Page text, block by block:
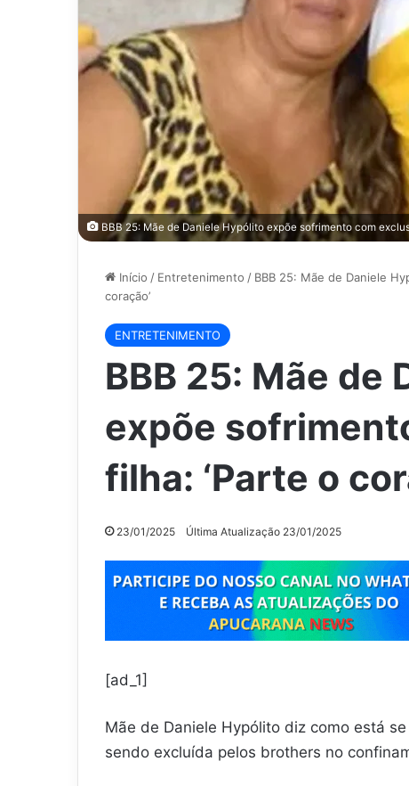
BBB 25: Mãe de Daniele Hypólito expõe sofrimento com
Início / Entretenimento / BBB 25: Mãe de Daniele
coração’
ENTRETENIMENTO
BBB 25: Mãe de
expõe
filha: ‘Parte o
23/01/2025 Última Atualização 23/01/2025
[ad_1]
Mãe de Daniele Hypólito diz como está
sendo excluída pelos brothers no